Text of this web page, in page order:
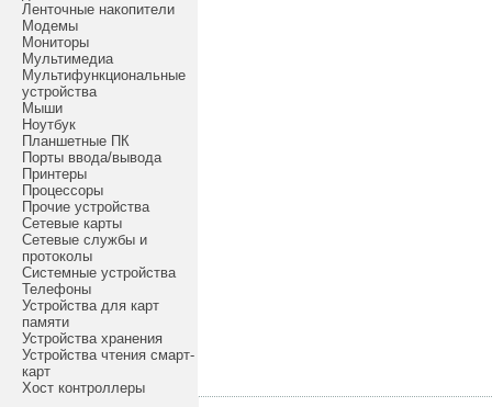
Ленточные накопители
Модемы
Мониторы
Мультимедиа
Мультифункциональные
устройства
Мыши
Ноутбук
Планшетные ПК
Порты ввода/вывода
Принтеры
Процессоры
Прочие устройства
Сетевые карты
Сетевые службы и
протоколы
Системные устройства
Телефоны
Устройства для карт
памяти
Устройства хранения
Устройства чтения смарт-
карт
Хост контроллеры